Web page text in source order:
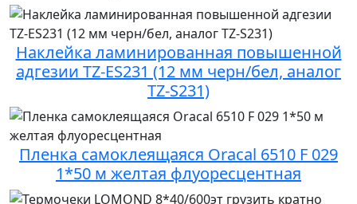
Наклейка ламинированная повышенной
адгезии TZ-ES231 (12 мм черн/бел, аналог
TZ-S231)
Пленка самоклеящаяся Oracal 6510 F 029
1*50 м желтая флуоресцентная